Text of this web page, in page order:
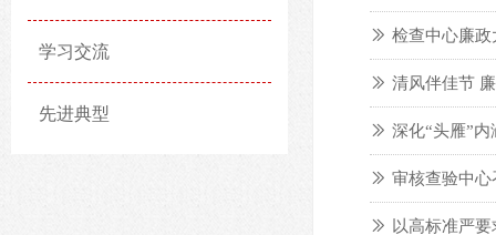
学习交流
先进典型
ꅀ 检查中心廉
ꅀ 清风伴佳节
ꅀ 深化“头雁”
ꅀ 审核查验中
ꅀ